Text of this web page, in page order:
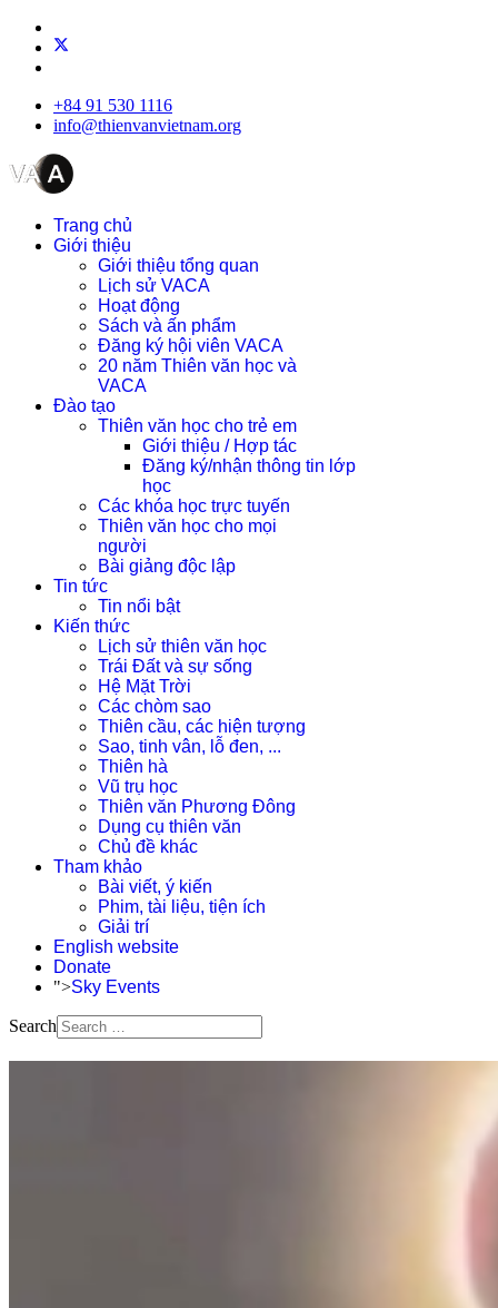
+84 91 530 1116
info@thienvanvietnam.org
Trang chủ
Giới thiệu
Giới thiệu tổng quan
Lịch sử VACA
Hoạt động
Sách và ấn phẩm
Đăng ký hội viên VACA
20 năm Thiên văn học và
VACA
Đào tạo
Thiên văn học cho trẻ em
Giới thiệu / Hợp tác
Đăng ký/nhận thông tin lớp
học
Các khóa học trực tuyến
Thiên văn học cho mọi
người
Bài giảng độc lập
Tin tức
Tin nổi bật
Kiến thức
Lịch sử thiên văn học
Trái Đất và sự sống
Hệ Mặt Trời
Các chòm sao
Thiên cầu, các hiện tượng
Sao, tinh vân, lỗ đen, ...
Thiên hà
Vũ trụ học
Thiên văn Phương Đông
Dụng cụ thiên văn
Chủ đề khác
Tham khảo
Bài viết, ý kiến
Phim, tài liệu, tiện ích
Giải trí
English website
Donate
">Sky Events
Search